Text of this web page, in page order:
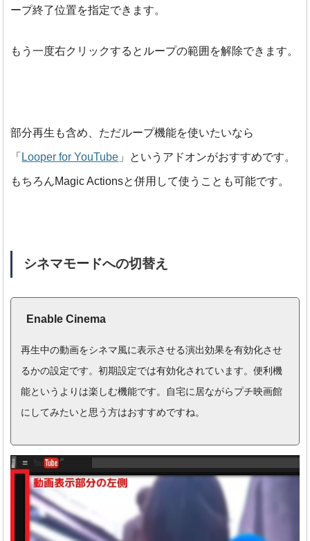
ープ終了位置を指定できます。
もう一度右クリックするとループの範囲を解除できます。
部分再生も含め、ただループ機能を使いたいなら
「 Looper for YouTube 」というアドオンがおすすめです。
もちろんMagic Actionsと併用して使うことも可能です。
シネマモードへの切替え
Enable Cinema
再生中の動画をシネマ風に表示させる演出効果を有効化させ
るかの設定です。初期設定では有効化されています。便利機
能というよりは楽しむ機能です。自宅に居ながらプチ映画館
にしてみたいと思う方はおすすめですね。